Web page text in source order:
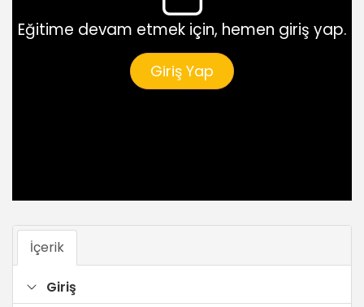
Eğitime devam etmek için, hemen giriş yap.
Giriş Yap
İçerik
Giriş